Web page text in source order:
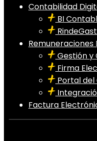
Contabilidad
BI
Remuneraciones
Gestión y
Firma
Portal
Factura